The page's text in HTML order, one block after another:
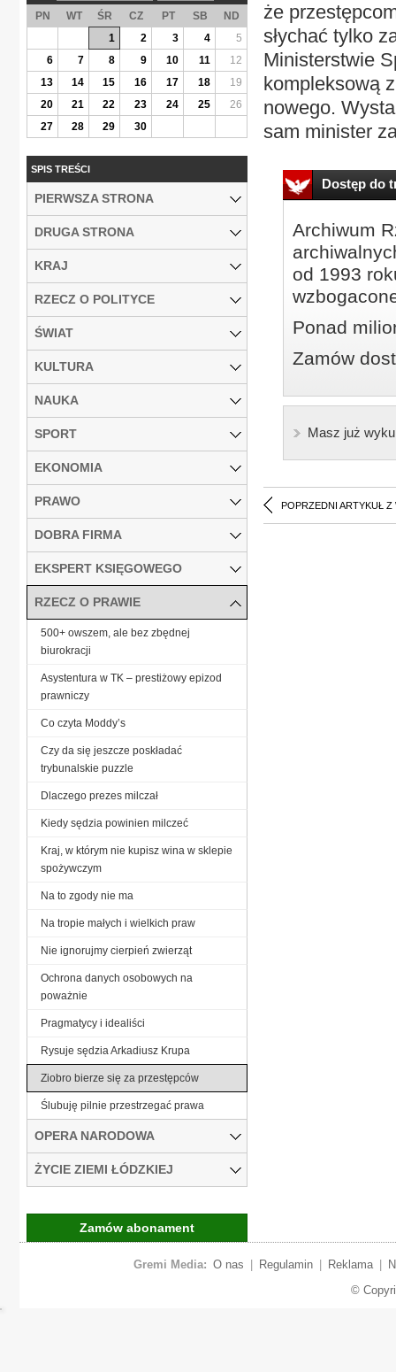
że
słychać tylko
Ministerstwie
kompleksową
nowego.
sam minister
Dostęp do
Archiwum
od 1993
Ponad
Zamów
Masz już
POPRZEDNI ARTYKUŁ Z
PN WT ŚR CZ PT SB
ND
1
2 3 4
5
6
7 8 9 10 11
12
13
14 15 16 17 18
19
20
21 22 23 24 25
26
27
28 29 30
SPIS TREŚCI
PIERWSZA STRONA
DRUGA STRONA
KRAJ
RZECZ O POLITYCE
ŚWIAT
KULTURA
NAUKA
SPORT
EKONOMIA
PRAWO
DOBRA FIRMA
EKSPERT KSIĘGOWEGO
RZECZ O PRAWIE
500+ owszem, ale bez zbędnej
biurokracji
Asystentura w TK – prestiżowy epizod
prawniczy
Co czyta Moddy’s
Czy da się jeszcze poskładać
trybunalskie puzzle
Dlaczego prezes milczał
Kiedy sędzia powinien milczeć
Kraj, w którym nie kupisz wina w sklepie
spożywczym
Na to zgody nie ma
Na tropie małych i wielkich praw
Nie ignorujmy cierpień zwierząt
Ochrona danych osobowych na
poważnie
Pragmatycy i idealiści
Rysuje sędzia Arkadiusz Krupa
Ziobro bierze się za przestępców
Ślubuję pilnie przestrzegać prawa
OPERA NARODOWA
ŻYCIE ZIEMI ŁÓDZKIEJ
Zamów abonament
Gremi Media: O nas Regulamin Reklama
©